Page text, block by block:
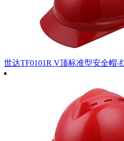
世达TF0101R V顶标准型安全帽-